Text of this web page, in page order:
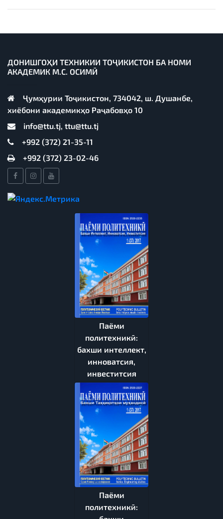
ДОНИШГОҲИ ТЕХНИКИИ ТОҶИКИСТОН БА НОМИ
АКАДЕМИК М.С. ОСИМӢ
Ҷумҳурии Тоҷикистон, 734042, ш. Душанбе,
хиёбони академикҳо Раҷабовҳо 10
info@ttu.tj, ttu@ttu.tj
+992 (372) 21-35-11
+992 (372) 23-02-46
Паёми
политехникӣ:
бахши интеллект,
инноватсия,
инвеститсия
Паёми
политехникӣ: